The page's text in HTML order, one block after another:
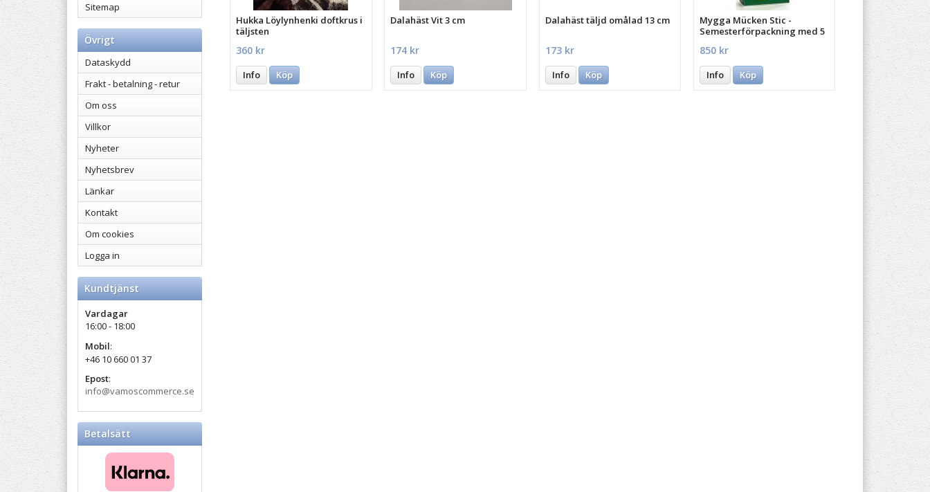
Sitemap
Övrigt
Dataskydd
Frakt - betalning - retur
Om oss
Villkor
Nyheter
Nyhetsbrev
Länkar
Kontakt
Om cookies
Logga in
Kundtjänst
Vardagar
16:00 - 18:00
Mobil:
+46 10 660 01 37
Epost:
info@vamoscommerce.se
Betalsätt
Hukka Löylynhenki doftkrus i
täljsten
360 kr
Info Köp
Dalahäst Vit 3 cm
174 kr
Info Köp
Dalahäst täljd omålad 13 cm
173 kr
Info Köp
Mygga Mücken Stic -
Semesterförpackning med 5
850 kr
Info Köp